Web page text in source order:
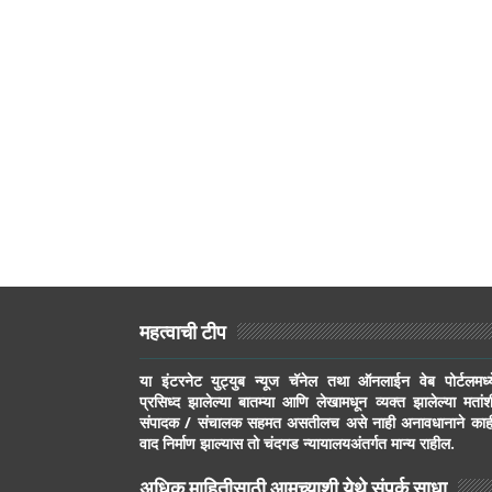
महत्वाची टीप
या इंटरनेट युट्युब न्यूज चॅनेल तथा ऑनलाईन वेब
प्रसिध्द झालेल्या बातम्या आणि लेखामधून व्यक्त झालेल्या
संपादक / संचालक सहमत असतीलच असे नाही अनावधानाने
वाद निर्माण झाल्यास तो चंदगड न्यायालयअंतर्गत मान्य राहील.